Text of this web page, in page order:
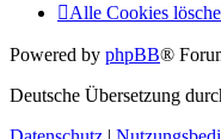
Alle Cookies
Powered by phpBB®
Deutsche Übersetzung